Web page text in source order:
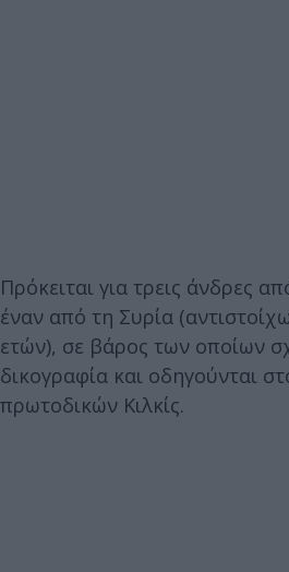
Πρόκειται για τρεις άνδρες
έναν από τη Συρία
ετών), σε βάρος των οποίων
δικογραφία και οδηγούνται
πρωτοδικών Κιλκίς.